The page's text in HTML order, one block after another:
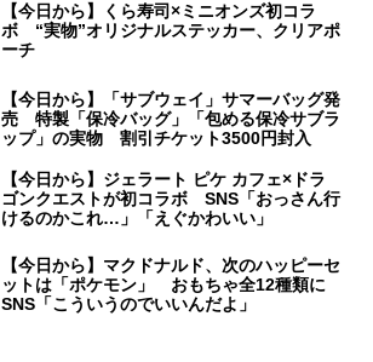
【今日から】くら寿司×ミニオンズ初コラ
ボ “実物”オリジナルステッカー、クリアポ
ーチ
【今日から】「サブウェイ」サマーバッグ発
売 特製「保冷バッグ」「包める保冷サブラ
ップ」の実物 割引チケット3500円封入
【今日から】ジェラート ピケ カフェ×ドラ
ゴンクエストが初コラボ SNS「おっさん行
けるのかこれ…」「えぐかわいい」
【今日から】マクドナルド、次のハッピーセ
ットは「ポケモン」 おもちゃ全12種類に
SNS「こういうのでいいんだよ」